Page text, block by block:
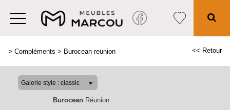
> Compléments > Burocean reunion << Retour
Burocean Réunion